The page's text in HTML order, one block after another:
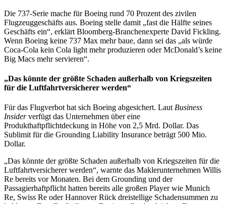
Die 737-Serie mache für Boeing rund 70 Prozent des zivilen
Flugzeuggeschäfts aus. Boeing stelle damit „fast die Hälfte seines
Geschäfts ein“, erklärt Bloomberg-Branchenexperte David Fickling.
Wenn Boeing keine 737 Max mehr baue, dann sei das „als würde
Coca-Cola kein Cola light mehr produzieren oder McDonald’s keine
Big Macs mehr servieren“.
„Das könnte der größte Schaden außerhalb von Kriegszeiten
für die Luftfahrtversicherer werden“
Für das Flugverbot hat sich Boeing abgesichert. Laut Business
Insiderverfügt das Unternehmen über eine
Produkthaftpflichtdeckung in Höhe von 2,5 Mrd. Dollar. Das
Sublimit für die Grounding Liability Insurance beträgt 500 Mio.
Dollar.
„Das könnte der größte Schaden außerhalb von Kriegszeiten für die
Luftfahrtversicherer werden“, warnte das Maklerunternehmen Willis
Re bereits vor Monaten. Bei dem Grounding und der
Passagierhaftpflicht hatten bereits alle großen Player wie Munich
Re, Swiss Re oder Hannover Rück dreistellige Schadensummen zu